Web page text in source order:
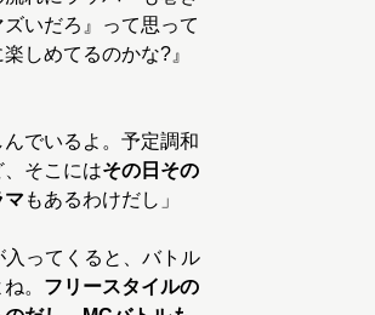
いだろ』って思って
しめてるのかな?』
んでいるよ。予定調和
そこにはその日その
マ もあるわけだし」
入ってくると、バトル
。 フリースタイルの